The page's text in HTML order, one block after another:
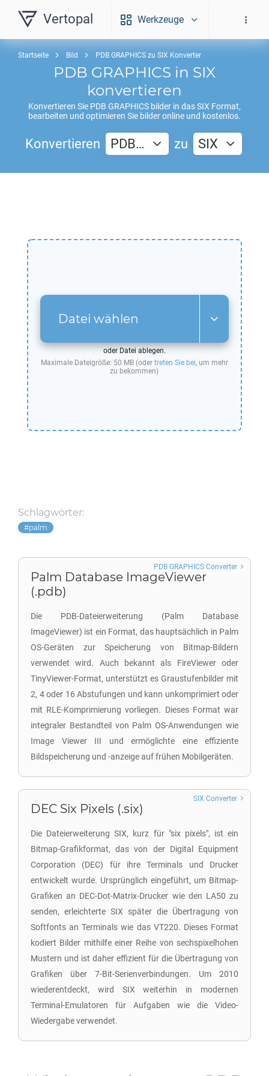
Vertopal Werkzeuge
Startseite Bild PDB GRAPHICS zu SIX Konverter
PDB GRAPHICS in SIX
konvertieren
Konvertieren Sie PDB GRAPHICS bilder in dasSIX Format,
bearbeiten und optimieren Sie bilder online und kostenlos.
Konvertieren PDB… zu SIX
Datei wählen
oder Datei ablegen.
Maximale Dateigröße: 50 MB (oder treten Sie bei, um mehr
zu bekommen)
Schlagwörter:
palm
Palm Database ImageViewer
(.pdb)
Die PDB-Dateierweiterung (Palm Database
ImageViewer) ist ein Format, das hauptsächlich in Palm
OS-Geräten zur Speicherung von Bitmap-Bildern
verwendet wird. Auch bekannt als FireViewer oder
TinyViewer-Format, unterstützt es Graustufenbilder mit
2, 4 oder 16 Abstufungen und kann unkomprimiert oder
mit RLE-Komprimierung vorliegen. Dieses Format war
integraler Bestandteil von Palm OS-Anwendungen wie
Image Viewer III und ermöglichte eine effiziente
Bildspeicherung und -anzeige auf frühen Mobilgeräten.
PDB GRAPHICS Converter
DEC Six Pixels (.six)
Die Dateierweiterung SIX, kurz für "six pixels", ist ein
Bitmap-Grafikformat, das von der Digital Equipment
Corporation (DEC) für ihre Terminals und Drucker
entwickelt wurde. Ursprünglich eingeführt, um Bitmap-
Grafiken an DEC-Dot-Matrix-Drucker wie den LA50 zu
senden, erleichterte SIX später die Übertragung von
Softfonts an Terminals wie das VT220. Dieses Format
kodiert Bilder mithilfe einer Reihe von sechspixelhohen
Mustern und ist daher effizient für die Übertragung von
Grafiken über 7-Bit-Serienverbindungen. Um 2010
wiederentdeckt, wird SIX weiterhin in modernen
Terminal-Emulatoren für Aufgaben wie die Video-
Wiedergabe verwendet.
SIX Converter